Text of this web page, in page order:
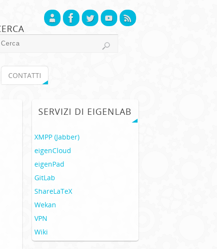
CONTATTI
SERVIZI DI EIGENLAB
XMPP (Jabber)
eigenCloud
eigenPad
GitLab
ShareLaTeX
Wekan
VPN
Wiki